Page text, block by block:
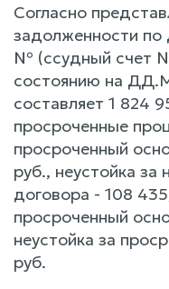
Согласно
задолженности
№ (ссудный счет
состоянию на
составляет 1 824
просроченные
просроченный
руб., неустойка за
договора - 108
просроченный
неустойка за
руб.